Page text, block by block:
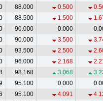
88.000 0.500
88.500 1.500
90.000 0.000
90.000 3.500
93.500 2.500
96.000 2.168
98.168 3.068
95.100 0.000
95.100 4.091